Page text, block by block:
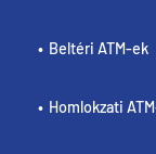
Beltéri ATM-ek
Homlokzati